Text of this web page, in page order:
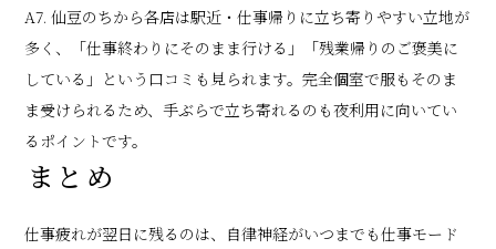
A7. 仙豆のちから各店は駅近・仕事帰りに立ち寄りやすい立地が
多く、「仕事終わりにそのまま行ける」「残業帰りのご褒美に
している」という口コミも見られます。完全個室で服もそのま
ま受けられるため、手ぶらで立ち寄れるのも夜利用に向いてい
るポイントです。
まとめ
仕事疲れが翌日に残るのは、自律神経がいつまでも仕事モード